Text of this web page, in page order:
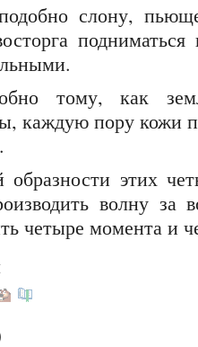
слону,
тому, как
каждую пору кожи
этих
волну
четыре момента и